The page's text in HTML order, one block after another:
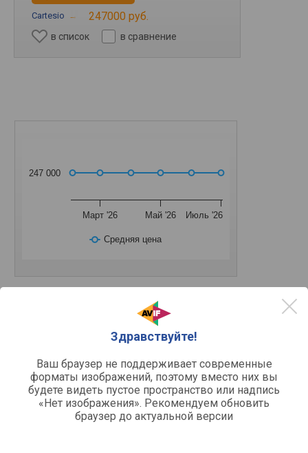
Здравствуйте!
Ваш браузер не поддерживает современные
форматы изображений, поэтому вместо них вы
будете видеть пустое пространство или надпись
«Нет изображения». Рекомендуем обновить
браузер до актуальной версии
Cartesio → 247000 руб.
в список в сравнение
Средняя цена
Март '26 Май '26 Июль '26
247 000
морозильный шкаф
Общий объем
95 л
Кол-во отделений
Минимальная температура
-24 °C
Время сохранения холода
24 ч
Мощность замораживания
12 кг